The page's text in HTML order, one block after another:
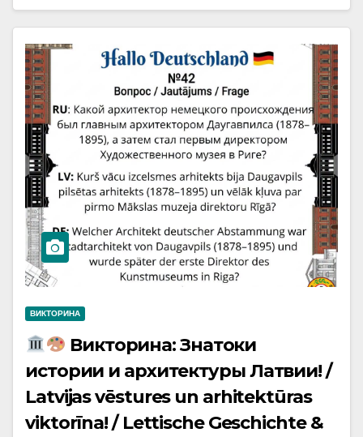
ВИКТОРИНА
Викторина: Знатоки
истории и архитектуры Латвии! /
Latvijas vēstures un arhitektūras
viktorīna! / Lettische Geschichte &